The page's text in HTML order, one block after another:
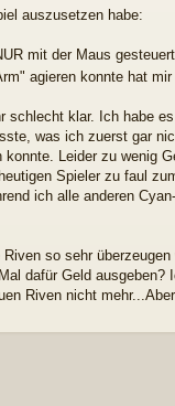
auszusetzen habe:
mit der Maus
agieren konnte hat
schlecht klar. Ich habe
was ich zuerst gar
Leider zu wenig
Spieler zu faul
ich alle anderen
so sehr
dafür Geld
Riven nicht